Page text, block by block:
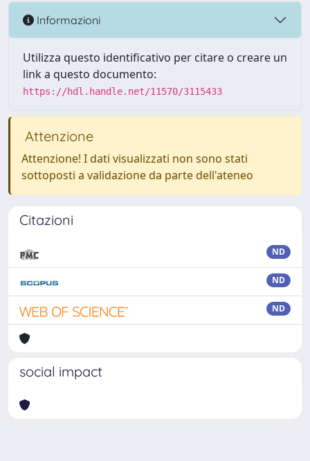
Informazioni
Utilizza questo identificativo per citare o creare un
link a questo documento:
https://hdl.handle.net/11570/3115433
Attenzione
Attenzione! I dati visualizzati non sono stati
sottoposti a validazione da parte dell'ateneo
Citazioni
ND
ND
ND
social impact